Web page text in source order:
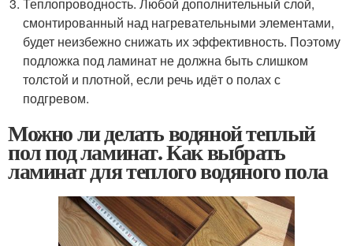
Теплопроводность. Любой дополнительный слой,
смонтированный над нагревательными элементами,
будет неизбежно снижать их эффективность. Поэтому
подложка под ламинат не должна быть слишком
толстой и плотной, если речь идёт о полах с
подгревом.
Можно ли делать водяной теплый
пол под ламинат. Как выбрать
ламинат для теплого водяного пола